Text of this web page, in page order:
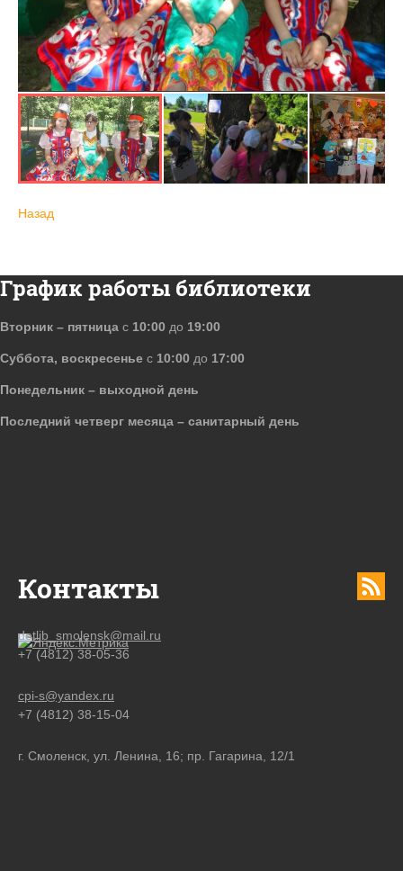
Назад
Контакты
detlib_smolensk@mail.ru
+7 (4812) 38-05-36
cpi-s@yandex.ru
+7 (4812) 38-15-04
г. Смоленск, ул. Ленина, 16; пр. Гагарина, 12/1
График работы библиотеки
Вторник – пятница с 10:00 до 19:00
Суббота, воскресенье с 10:00 до 17:00
Понедельник – выходной день
Последний четверг месяца – санитарный день